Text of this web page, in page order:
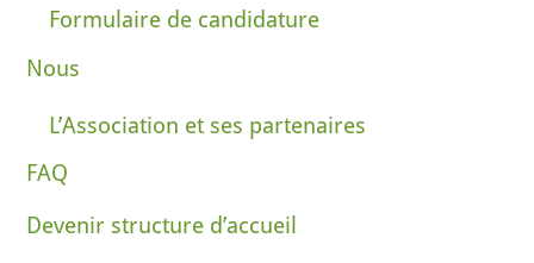
Formulaire de candidature
Nous
L’Association et ses partenaires
FAQ
Devenir structure d’accueil